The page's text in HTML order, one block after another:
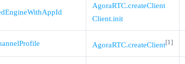
AgoraRTC.createClient
Client.init
AgoraRTC.createClient[1]